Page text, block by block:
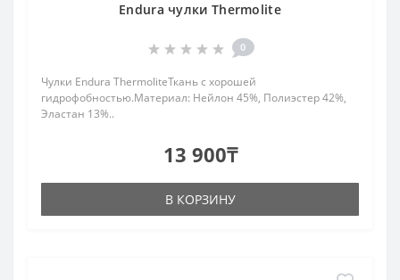
Endura чулки Thermolite
0
Чулки Endura ThermoliteТкань с хорошей
гидрофобностью.Материал: Нейлон 45%, Полиэстер 42%,
Эластан 13%..
13 900₸
В КОРЗИНУ